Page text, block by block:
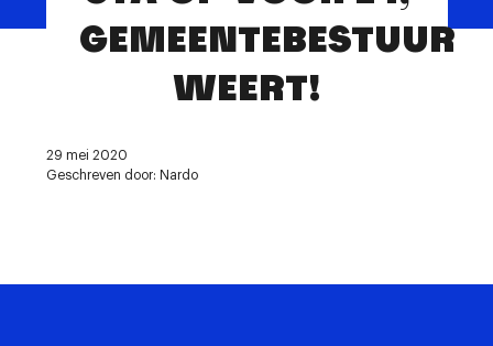
Contact
GEMEENTEBESTUUR
WEERT!
29 mei 2020
Geschreven door: Nardo